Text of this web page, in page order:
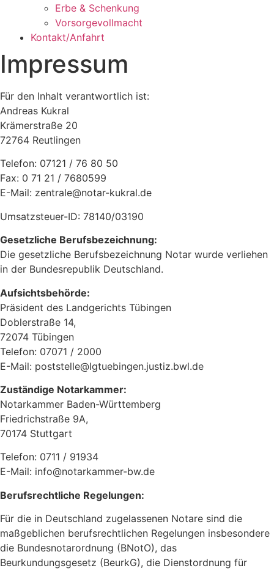
Erbe & Schenkung
Vorsorgevollmacht
Kontakt/Anfahrt
Impressum
Für den Inhalt verantwortlich ist:
Andreas Kukral
Krämerstraße 20
72764 Reutlingen
Telefon: 07121 / 76 80 50
Fax: 0 71 21 / 7680599
E-Mail: zentrale@notar-kukral.de
Umsatzsteuer-ID: 78140/03190
Gesetzliche Berufsbezeichnung:
Die gesetzliche Berufsbezeichnung Notar wurde verliehen
in der Bundesrepublik Deutschland.
Aufsichtsbehörde:
Präsident des Landgerichts Tübingen
Doblerstraße 14,
72074 Tübingen
Telefon: 07071 / 2000
E-Mail: poststelle@lgtuebingen.justiz.bwl.de
Zuständige Notarkammer:
Notarkammer Baden-Württemberg
Friedrichstraße 9A,
70174 Stuttgart
Telefon: 0711 / 91934
E-Mail: info@notarkammer-bw.de
Berufsrechtliche Regelungen:
Für die in Deutschland zugelassenen Notare sind die
maßgeblichen berufsrechtlichen Regelungen insbesondere
die Bundesnotarordnung (BNotO), das
Beurkundungsgesetz (BeurkG), die Dienstordnung für